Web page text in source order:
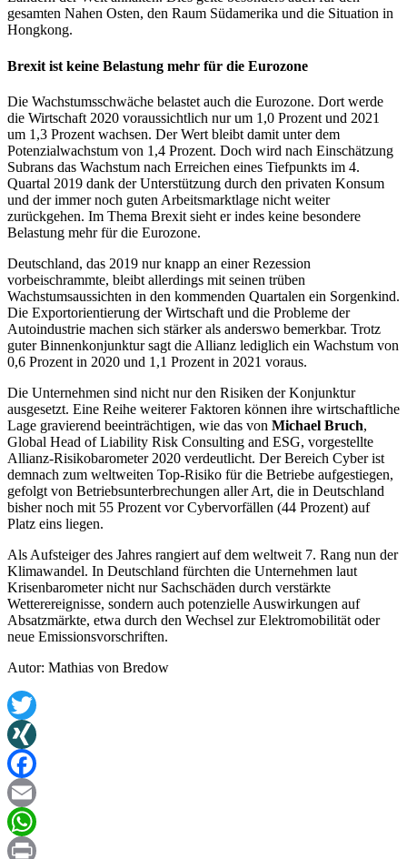
gesamten Nahen Osten, den Raum Südamerika und die Situation in
Hongkong.
Brexit ist keine Belastung mehr für die Eurozone
Die Wachstumsschwäche belastet auch die Eurozone. Dort werde
die Wirtschaft 2020 voraussichtlich nur um 1,0 Prozent und 2021
um 1,3 Prozent wachsen. Der Wert bleibt damit unter dem
Potenzialwachstum von 1,4 Prozent. Doch wird nach Einschätzung
Subrans das Wachstum nach Erreichen eines Tiefpunkts im 4.
Quartal 2019 dank der Unterstützung durch den privaten Konsum
und der immer noch guten Arbeitsmarktlage nicht weiter
zurückgehen. Im Thema Brexit sieht er indes keine besondere
Belastung mehr für die Eurozone.
Deutschland, das 2019 nur knapp an einer Rezession
vorbeischrammte, bleibt allerdings mit seinen trüben
Wachstumsaussichten in den kommenden Quartalen ein Sorgenkind.
Die Exportorientierung der Wirtschaft und die Probleme der
Autoindustrie machen sich stärker als anderswo bemerkbar. Trotz
guter Binnenkonjunktur sagt die Allianz lediglich ein Wachstum von
0,6 Prozent in 2020 und 1,1 Prozent in 2021 voraus.
Die Unternehmen sind nicht nur den Risiken der Konjunktur
ausgesetzt. Eine Reihe weiterer Faktoren können ihre wirtschaftliche
Lage gravierend beeinträchtigen, wie das von Michael Bruch,
Global Head of Liability Risk Consulting and ESG, vorgestellte
Allianz-Risikobarometer 2020 verdeutlicht. Der Bereich Cyber ist
demnach zum weltweiten Top-Risiko für die Betriebe aufgestiegen,
gefolgt von Betriebsunterbrechungen aller Art, die in Deutschland
bisher noch mit 55 Prozent vor Cybervorfällen (44 Prozent) auf
Platz eins liegen.
Als Aufsteiger des Jahres rangiert auf dem weltweit 7. Rang nun der
Klimawandel. In Deutschland fürchten die Unternehmen laut
Krisenbarometer nicht nur Sachschäden durch verstärkte
Wetterereignisse, sondern auch potenzielle Auswirkungen auf
Absatzmärkte, etwa durch den Wechsel zur Elektromobilität oder
neue Emissionsvorschriften.
Autor: Mathias von Bredow
Twitter
XING
Facebook
Email
WhatsApp